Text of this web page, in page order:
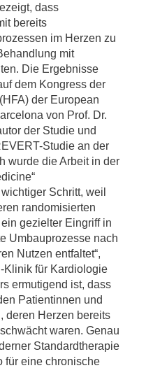
dass
bereits
im Herzen zu
mit
Die Ergebnisse
dem Kongress der
der European
von Prof. Dr.
der Studie und
Studie an der
wurde die Arbeit in der
Schritt, weil
randomisierten
gezielter Eingriff in
Umbauprozesse nach
Nutzen entfaltet“,
Klinik für Kardiologie
ermutigend ist, dass
Patientinnen und
deren Herzen bereits
waren. Genau
Standardtherapie
für eine chronische